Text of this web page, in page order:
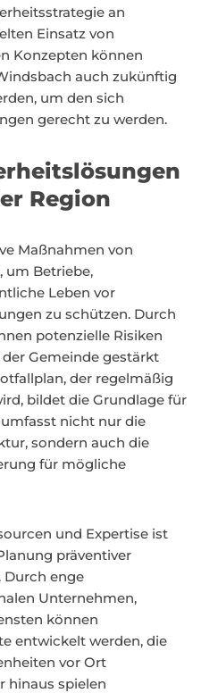
an
Einsatz von
Konzepten können
auch zukünftig
um den sich
gerecht zu werden.
Region
Maßnahmen von
um Betriebe,
Leben vor
zu schützen. Durch
potenzielle Risiken
Gemeinde gestärkt
der regelmäßig
bildet die Grundlage für
nicht nur die
sondern auch die
für mögliche
und Expertise ist
präventiver
Durch enge
Unternehmen,
können
entwickelt werden, die
vor Ort
hinaus spielen